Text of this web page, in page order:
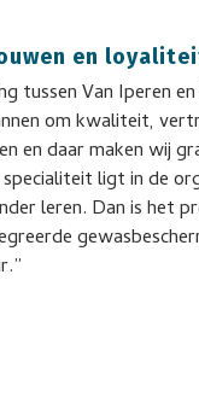
en
tussen Van Iperen
om kwaliteit,
en daar maken wij
ligt in de
leren. Dan is het